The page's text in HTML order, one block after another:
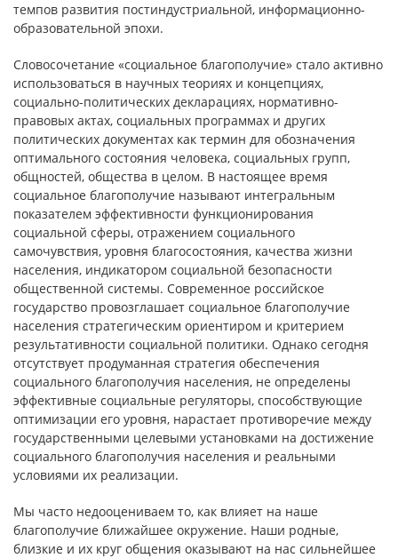
темпов развития постиндустриальной, информационно-
образовательной эпохи.
Словосочетание «социальное благополучие» стало активно
использоваться в научных теориях и концепциях,
социально-политических декларациях, нормативно-
правовых актах, социальных программах и других
политических документах как термин для обозначения
оптимального состояния человека, социальных групп,
общностей, общества в целом. В настоящее время
социальное благополучие называют интегральным
показателем эффективности функционирования
социальной сферы, отражением социального
самочувствия, уровня благосостояния, качества жизни
населения, индикатором социальной безопасности
общественной системы. Современное российское
государство провозглашает социальное благополучие
населения стратегическим ориентиром и критерием
результативности социальной политики. Однако сегодня
отсутствует продуманная стратегия обеспечения
социального благополучия населения, не определены
эффективные социальные регуляторы, способствующие
оптимизации его уровня, нарастает противоречие между
государственными целевыми установками на достижение
социального благополучия населения и реальными
условиями их реализации.
Мы часто недооцениваем то, как влияет на наше
благополучие ближайшее окружение. Наши родные,
близкие и их круг общения оказывают на нас сильнейшее